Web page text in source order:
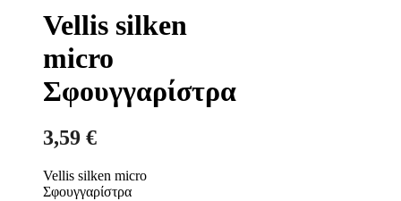
Vellis silken
micro
Σφουγγαρίστρα
3,59 €
Vellis silken micro
Σφουγγαρίστρα